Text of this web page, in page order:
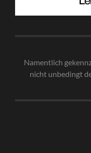
Namentlich
nicht unbedingt